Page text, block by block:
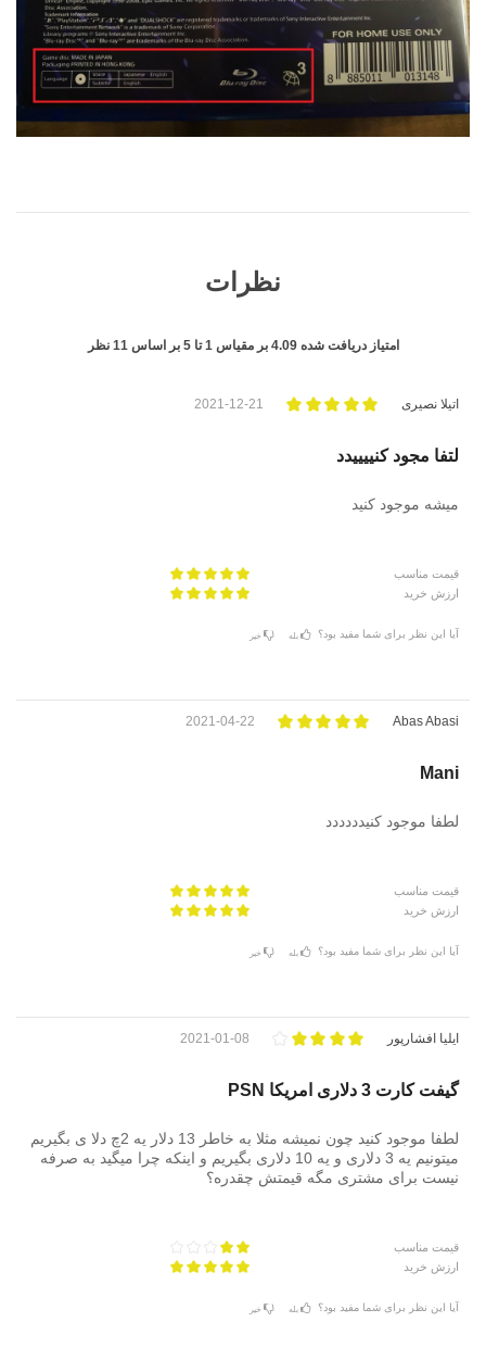
نظرات
امتیاز دریافت شده4.09 بر مقیاس 1تا5 بر اساس 11 نظر
اتیلا نصیری 2021-12-21
لتفا مجود کنییییدد
میشه موجود کنید
قیمت مناسب
ارزش خرید
آیا این نظر برای شما مفید بود؟ بله خیر
Abas Abasi
2021-04-22
Mani
لطفا موجود کنیدددددد
قیمت مناسب
ارزش خرید
آیا این نظر برای شما مفید بود؟ بله خیر
ایلیا افشارپور 2021-01-08
گیفت کارت 3 دلاری امریکا PSN
لطفا موجود کنید چون نمیشه مثلا به خاطر 13 دلار یه 2چ دلا ی بگیریم
میتونیم یه 3 دلاری و یه 10 دلاری بگیریم و اینکه چرا میگید به صرفه
نیست برای مشتری مگه قیمتش چقدره؟
قیمت مناسب
ارزش خرید
آیا این نظر برای شما مفید بود؟ بله خیر